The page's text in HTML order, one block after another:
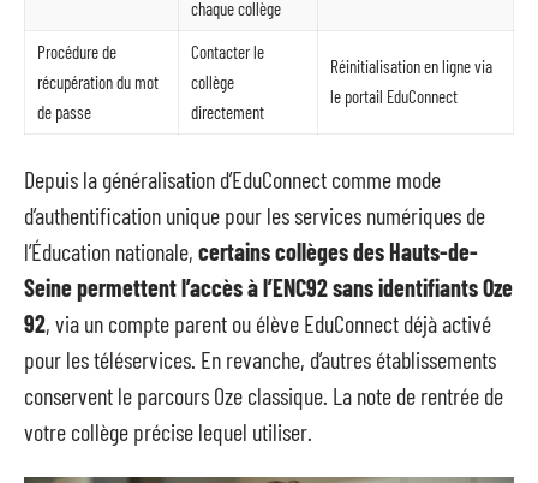
chaque collège
Procédure de
récupération du mot
de passe
Contacter le
collège
directement
Réinitialisation en ligne via
le portail EduConnect
Depuis la généralisation d’EduConnect comme mode
d’authentification unique pour les services numériques de
l’Éducation nationale, certains collèges des Hauts-de-
Seine permettent l’accès à l’ENC92 sans identifiants Oze
92, via un compte parent ou élève EduConnect déjà activé
pour les téléservices. En revanche, d’autres établissements
conservent le parcours Oze classique. La note de rentrée de
votre collège précise lequel utiliser.